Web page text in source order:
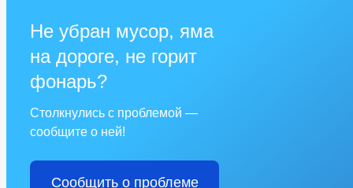
Не убран мусор, яма
на дороге, не горит
фонарь?
Столкнулись с проблемой —
сообщите о ней!
Сообщить о проблеме